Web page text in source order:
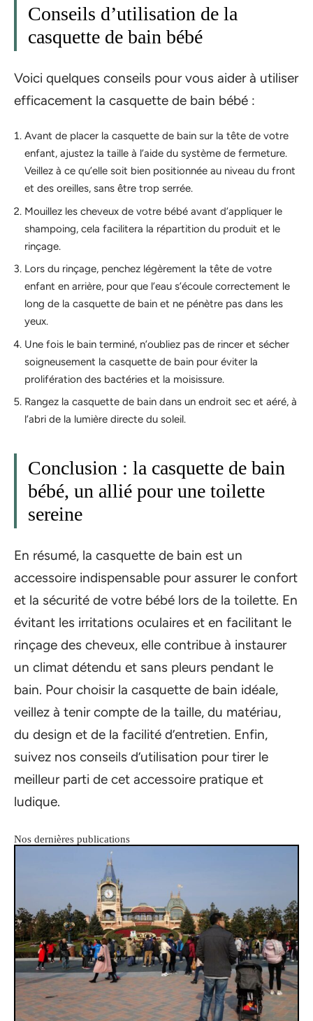
Conseils d’utilisation de la
casquette de bain bébé
Voici quelques conseils pour vous aider à utiliser
efficacement la casquette de bain bébé :
Avant de placer la casquette de bain sur la tête de votre
enfant, ajustez la taille à l’aide du système de fermeture.
Veillez à ce qu’elle soit bien positionnée au niveau du front
et des oreilles, sans être trop serrée.
Mouillez les cheveux de votre bébé avant d’appliquer le
shampoing, cela facilitera la répartition du produit et le
rinçage.
Lors du rinçage, penchez légèrement la tête de votre
enfant en arrière, pour que l’eau s’écoule correctement le
long de la casquette de bain et ne pénètre pas dans les
yeux.
Une fois le bain terminé, n’oubliez pas de rincer et sécher
soigneusement la casquette de bain pour éviter la
prolifération des bactéries et la moisissure.
Rangez la casquette de bain dans un endroit sec et aéré, à
l’abri de la lumière directe du soleil.
Conclusion : la casquette de bain
bébé, un allié pour une toilette
sereine
En résumé, la casquette de bain est un
accessoire indispensable pour assurer le confort
et la sécurité de votre bébé lors de la toilette. En
évitant les irritations oculaires et en facilitant le
rinçage des cheveux, elle contribue à instaurer
un climat détendu et sans pleurs pendant le
bain. Pour choisir la casquette de bain idéale,
veillez à tenir compte de la taille, du matériau,
du design et de la facilité d’entretien. Enfin,
suivez nos conseils d’utilisation pour tirer le
meilleur parti de cet accessoire pratique et
ludique.
Nos dernières publications